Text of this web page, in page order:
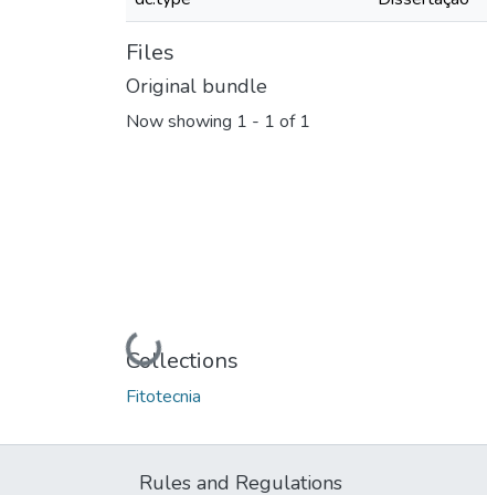
Files
Original bundle
Now showing 1 - 1 of 1
Loading...
Collections
Fitotecnia
Rules and Regulations